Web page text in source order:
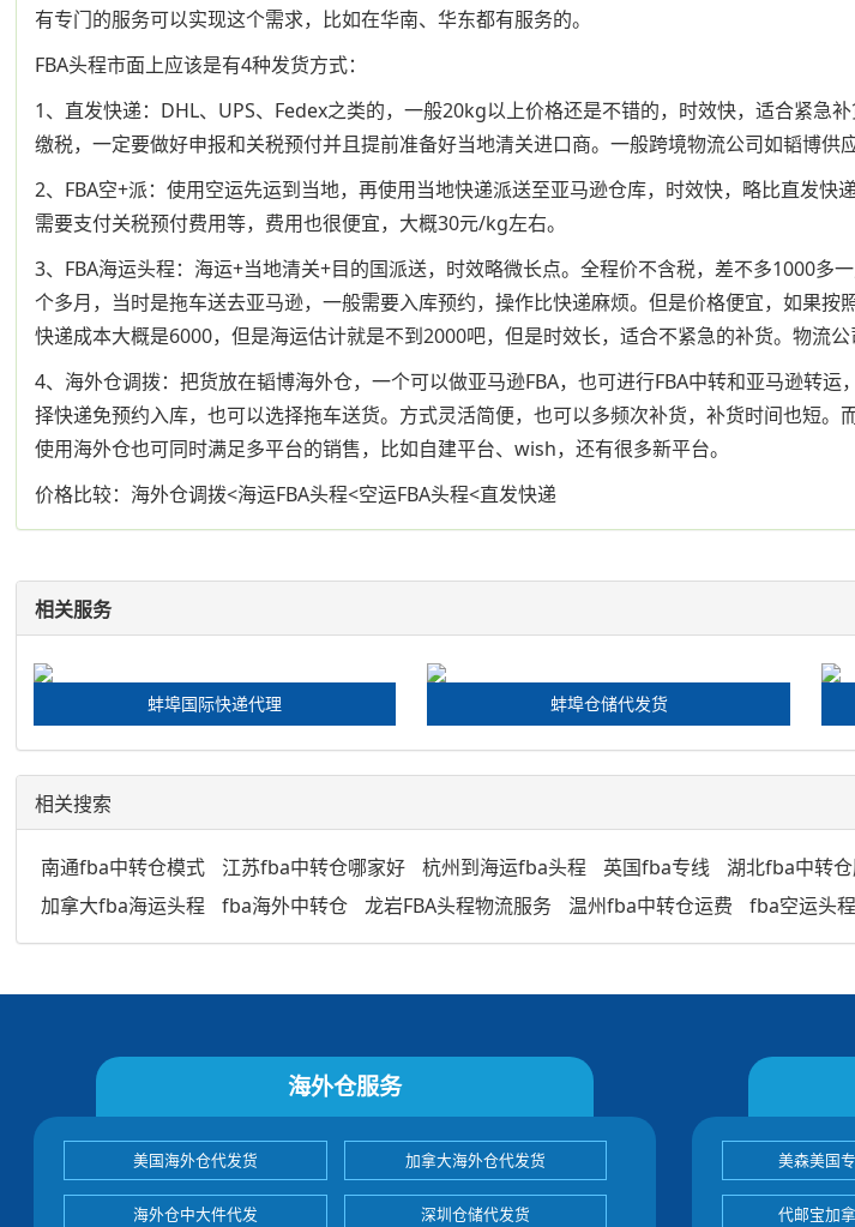
有专门的服务可以实现这个需求，比如在华南、华东都有服务的。
FBA头程市面上应该是有4种发货方式：
1、直发快递：DHL、UPS、Fedex之类的，一般20kg以上价格还是不错的，时效快，适合紧
缴税，一定要做好申报和关税预付并且提前准备好当地清关进口商。一般跨境物流公司如韬博供
2、FBA空+派：使用空运先运到当地，再使用当地快递派送至亚马逊仓库，时效快，略比直发
需要支付关税预付费用等，费用也很便宜，大概30元/kg左右。
3、FBA海运头程：海运+当地清关+目的国派送，时效略微长点。全程价不含税，差不多1000
个多月，当时是拖车送去亚马逊，一般需要入库预约，操作比快递麻烦。但是价格便宜，如果
快递成本大概是6000，但是海运估计就是不到2000吧，但是时效长，适合不紧急的补货。物流
4、海外仓调拨：把货放在韬博海外仓，一个可以做亚马逊FBA，也可进行FBA中转和亚马逊转
择快递免预约入库，也可以选择拖车送货。方式灵活简便，也可以多频次补货，补货时间也短
使用海外仓也可同时满足多平台的销售，比如自建平台、wish，还有很多新平台。
价格比较：海外仓调拨<海运FBA头程<空运FBA头程<直发快递
相关服务
蚌埠国际快递代理 蚌埠仓储代发货
相关搜索
南通fba中转仓模式 江苏fba中转仓哪家好 杭州到海运fba头程 英国fba专线 湖北fba中转
加拿大fba海运头程
fba海外中转仓 龙岩FBA头程物流服务 温州fba中转仓运费 fba空运头程
海外仓服务
美国海外仓代发货 加拿大海外仓代发货
海外仓中大件代发 深圳仓储代发货
美森美国
代邮宝加